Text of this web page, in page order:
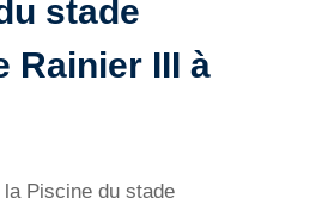
stade
Rainier III à
Piscine du stade